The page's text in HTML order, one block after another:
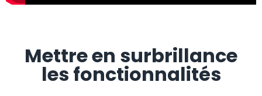
Mettre en surbrillance
les fonctionnalités